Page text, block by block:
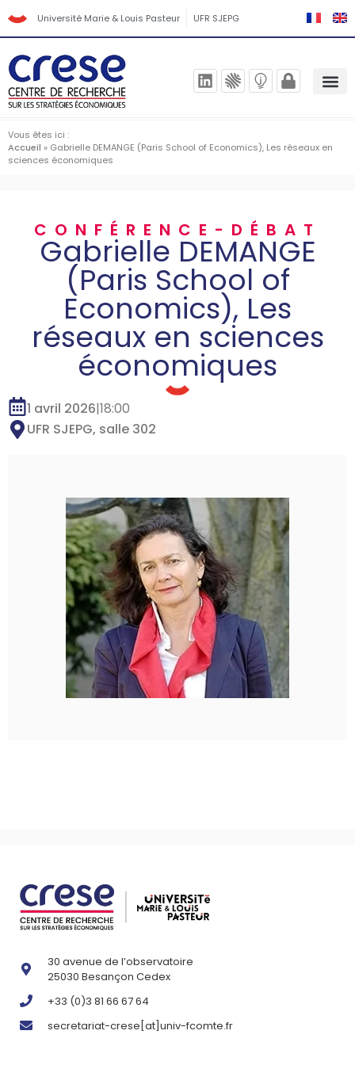
Université Marie & Louis Pasteur UFR SJEPG
Vous êtes ici :
Accueil » Gabrielle DEMANGE (Paris School of Economics), Les réseaux en
sciences économiques
CONFÉRENCE-DÉBAT
Gabrielle DEMANGE
(Paris School of
Economics), Les
réseaux en sciences
économiques
1 avril 2026|18:00
UFR SJEPG, salle 302
30 avenue de l’observatoire
25030 Besançon Cedex
+33 (0)3 81 66 67 64
secretariat-crese[at]univ-fcomte.fr